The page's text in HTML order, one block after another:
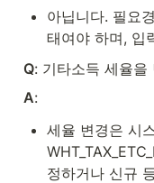
아닙니다. 필요
태여야 하며, 입
Q: 기타소득 세율을
A:
세율 변경은 시
정하거나 신규